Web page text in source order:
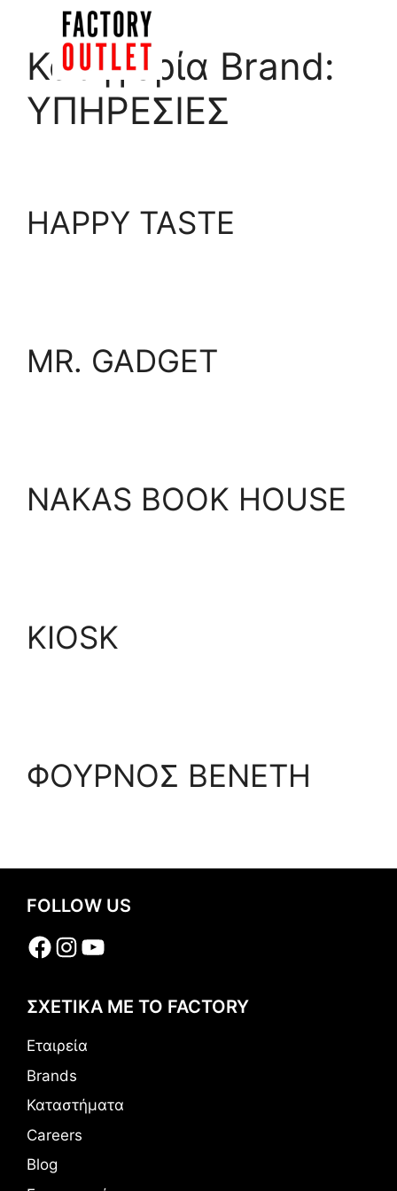
Μετάβαση
περιεχόμενο
Κατηγορία Brand:
ΥΠΗΡΕΣΙΕΣ
HAPPY TASTE
MR. GADGET
NAKAS BOOK HOUSE
KIOSK
ΦΟΥΡΝΟΣ ΒΕΝΕΤΗ
FOLLOW US
Facebook
Instagram
YouTube
ΣΧΕΤΙΚΑ ΜΕ ΤΟ FACTORY
Εταιρεία
Brands
Καταστήματα
Careers
Blog